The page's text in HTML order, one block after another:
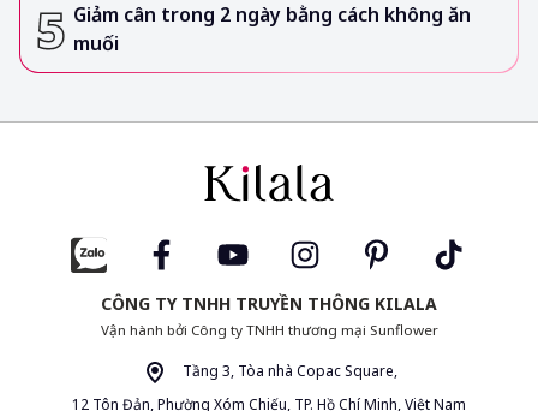
Giảm cân trong 2 ngày bằng cách không ăn
muối
CÔNG TY TNHH TRUYỀN THÔNG KILALA
Vận hành bởi Công ty TNHH thương mại Sunflower
Tầng 3, Tòa nhà Copac Square,
12 Tôn Đản, Phường Xóm Chiếu, TP. Hồ Chí Minh, Việt Nam